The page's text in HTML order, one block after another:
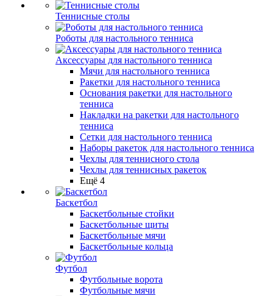
Теннисные столы
Роботы для настольного тенниса
Аксессуары для настольного тенниса
Мячи для настольного тенниса
Ракетки для настольного тенниса
Основания ракетки для настольного
тенниса
Накладки на ракетки для настольного
тенниса
Сетки для настольного тенниса
Наборы ракеток для настольного тенниса
Чехлы для теннисного стола
Чехлы для теннисных ракеток
Ещё 4
Баскетбол
Баскетбольные стойки
Баскетбольные щиты
Баскетбольные мячи
Баскетбольные кольца
Футбол
Футбольные ворота
Футбольные мячи